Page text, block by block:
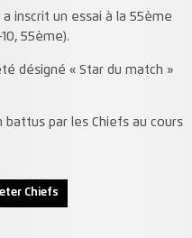
inscrit un essai à la 55ème
55ème).
désigné « Star du match »
par les Chiefs au cours
Chiefs